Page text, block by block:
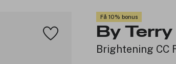
Få 10% bonus
By Terry
Brightening CC